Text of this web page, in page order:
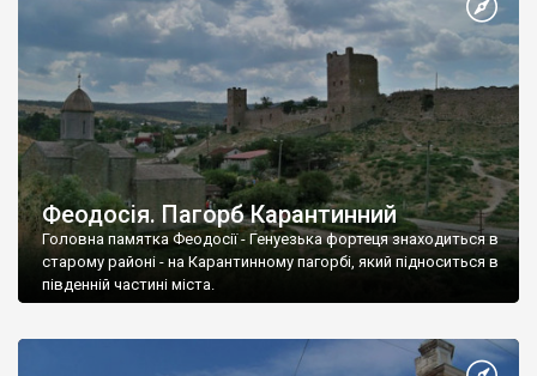
Феодосія. Пагорб Карантинний
Головна памятка Феодосії - Генуезька фортеця знаходиться в
старому районі - на Карантинному пагорбі, який підноситься в
південній частині міста.